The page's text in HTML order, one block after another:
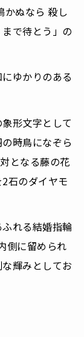
かぬなら 殺し
で待とう」の
ゆかりのある
形文字として
時鳥になぞら
となる藤の花
石のダイヤモ
れる結婚指輪
側に留められ
輝みとしてお